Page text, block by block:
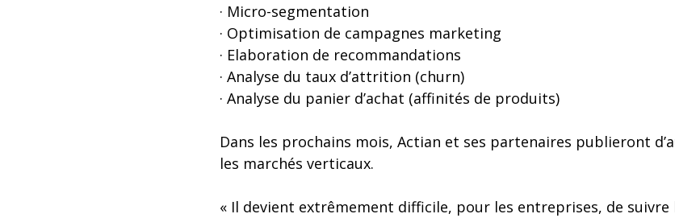
· Micro-segmentation
· Optimisation de campagnes marketing
· Elaboration de recommandations
· Analyse du taux d’attrition (churn)
· Analyse du panier d’achat (affinités de produits)
Dans les prochains mois, Actian et ses partenaires publieront
les marchés verticaux.
« Il devient extrêmement difficile, pour les entreprises, de suivre